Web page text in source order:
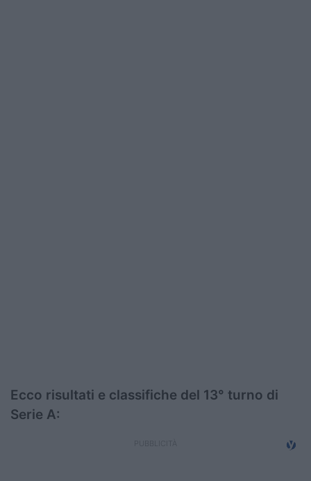
Ecco risultati e classifiche del 13° turno di
Serie A: